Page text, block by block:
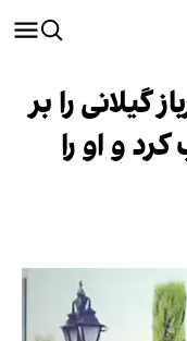
گیلانی را بر
و او را